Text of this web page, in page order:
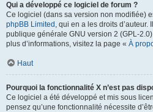
Qui a développé ce logiciel de forum ?
Ce logiciel (dans sa version non modifiée)
phpBB Limited , qui en a les droits
publique générale GNU version 2 (GPL-
plus d’informations, visitez la page « À
Haut
Pourquoi la fonctionnalité X n’est pas
Ce logiciel a été développé et mis sous
pensez qu’une fonctionnalité nécessite